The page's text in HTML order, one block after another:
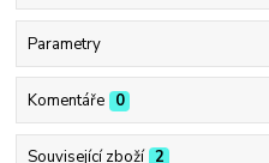
Parametry
Komentáře 0
Související zboží 2